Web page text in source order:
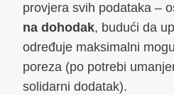
provjera svih podataka –
na dohodak, budući da
određuje maksimalni
poreza (po potrebi
solidarni dodatak).